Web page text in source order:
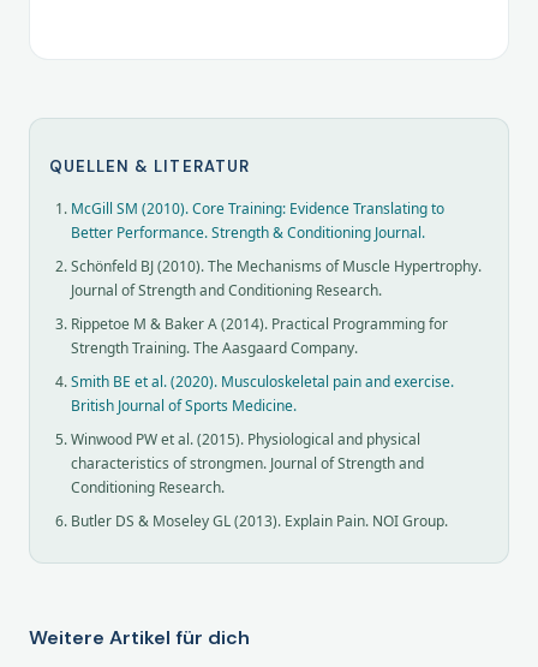
QUELLEN & LITERATUR
McGill SM (2010). Core Training: Evidence Translating to
Better Performance. Strength & Conditioning Journal.
Schönfeld BJ (2010). The Mechanisms of Muscle Hypertrophy.
Journal of Strength and Conditioning Research.
Rippetoe M & Baker A (2014). Practical Programming for
Strength Training. The Aasgaard Company.
Smith BE et al. (2020). Musculoskeletal pain and exercise.
British Journal of Sports Medicine.
Winwood PW et al. (2015). Physiological and physical
characteristics of strongmen. Journal of Strength and
Conditioning Research.
Butler DS & Moseley GL (2013). Explain Pain. NOI Group.
Weitere Artikel für dich